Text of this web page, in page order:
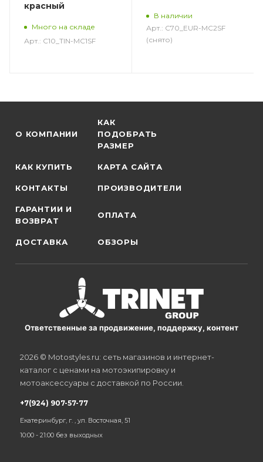
красный
Много на складе
Арт.: C10_TIN-MC1SF
В наличии
Арт.: C70_EUR-MC2SF
(снято)
О КОМПАНИИ
КАК
ПОДОБРАТЬ
РАЗМЕР
КАК КУПИТЬ КАРТА САЙТА
КОНТАКТЫ ПРОИЗВОДИТЕЛИ
ГАРАНТИИ И
ВОЗВРАТ
ОПЛАТА
ДОСТАВКА ОБЗОРЫ
Ответственные за продвижение, поддержку, контент
2026 © Motostyles.ru: сеть магазинов и интернет-
каталог с ценами на мотоэкипировку и
мотоаксессуары с доставкой по России.
+7(924) 907-57-77
Екатеринбург, г. , ул. Восточная, 51
10:00 - 21:00 без выходных